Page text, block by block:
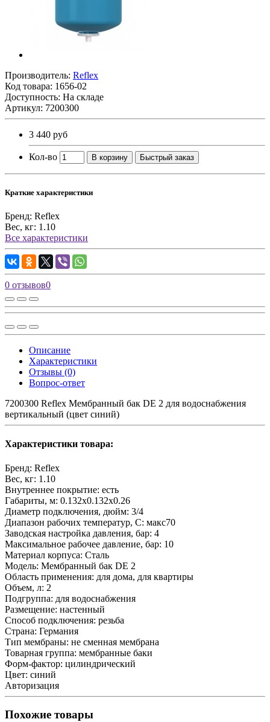
Производитель: Reflex
Код товара: 1656-02
Доступность: На складе
Артикул: 7200300
3 440 руб
Кол-во В корзину Быстрый заказ
Краткие характеристики
Бренд: Reflex
Вес, кг: 1.10
Все характеристики
0 отзывов0
Описание
Характеристики
Отзывы (0)
Вопрос-ответ
7200300 Reflex Мембранный бак DE 2 для водоснабжения
вертикальный (цвет синий)
Характеристики товара:
Бренд: Reflex
Вес, кг: 1.10
Внутреннее покрытие: есть
Габариты, м: 0.132x0.132x0.26
Диаметр подключения, дюйм: 3/4
Диапазон рабочих температур, С: макс70
Заводская настройка давления, бар: 4
Максимальное рабочее давление, бар: 10
Материал корпуса: Сталь
Модель: Мембранный бак DE 2
Область применения: для дома, для квартиры
Объем, л: 2
Подгруппа: для водоснабжения
Размещение: настенный
Способ подключения: резьба
Страна: Германия
Тип мембраны: не сменная мембрана
Товарная группа: мембранные баки
Форм-фактор: цилиндрический
Цвет: синий
Авторизация
Похожие товары